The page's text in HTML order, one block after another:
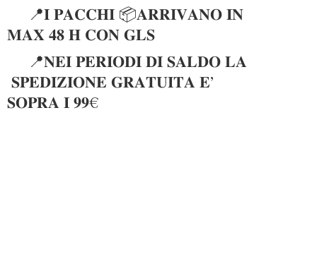
📍𝐈 𝐏𝐀𝐂𝐂𝐇𝐈 📦𝐀𝐑𝐑𝐈𝐕𝐀𝐍𝐎 𝐈𝐍
𝐌𝐀𝐗 𝟒𝟖 𝐇 𝐂𝐎𝐍 𝐆𝐋𝐒
📍𝐍𝐄𝐈 𝐏𝐄𝐑𝐈𝐎𝐃𝐈 𝐃𝐈 𝐒𝐀𝐋𝐃𝐎 𝐋𝐀
𝐒𝐏𝐄𝐃𝐈𝐙𝐈𝐎𝐍𝐄 𝐆𝐑𝐀𝐓𝐔𝐈𝐓𝐀 𝐄’
𝐒𝐎𝐏𝐑𝐀 𝐈 𝟗𝟗€